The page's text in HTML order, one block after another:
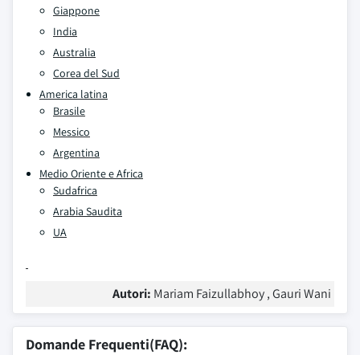
Giappone
India
Australia
Corea del Sud
America latina
Brasile
Messico
Argentina
Medio Oriente e Africa
Sudafrica
Arabia Saudita
UA
Autori: Mariam Faizullabhoy , Gauri Wani
Domande Frequenti(FAQ):